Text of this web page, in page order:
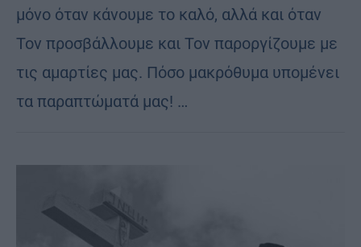
μόνο όταν κά­νου­με το καλό, αλλά και όταν
Τον προ­σβάλ­λου­με και Τον πα­ρορ­γί­ζου­με με
τις αμαρ­τί­ες μας. Πόσο μα­κρό­θυ­μα υπο­μέ­νει
τα πα­ρα­πτώ­μα­τά μας! …